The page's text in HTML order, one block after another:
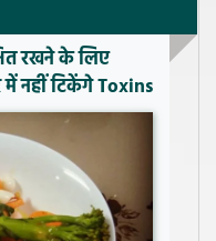
रखने के लिए
नहीं टिकेंगे Toxins